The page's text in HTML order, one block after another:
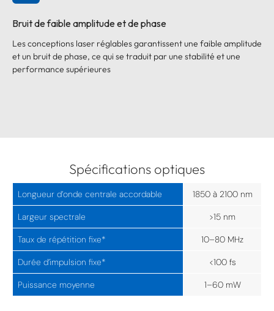
Bruit de faible amplitude et de phase
Les conceptions laser réglables garantissent une faible amplitude
et un bruit de phase, ce qui se traduit par une stabilité et une
performance supérieures
Spécifications optiques
Longueur d’onde centrale accordable 1850 à 2100 nm
Largeur spectrale >15 nm
Taux de répétition fixe* 10–80 MHz
Durée d’impulsion fixe* <100 fs
Puissance moyenne 1–60 mW